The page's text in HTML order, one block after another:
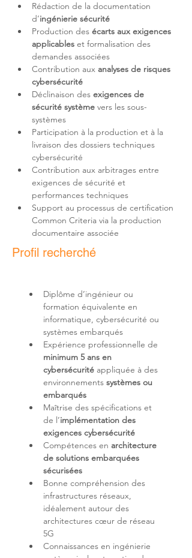
Rédaction de la documentation
d’ingénierie sécurité
Production des écarts aux exigences
applicables et formalisation des
Contribution aux analyses de risques
cybersécurité
Déclinaison des exigences de
sécurité système vers les sous-
Participation à la production et à la
livraison des dossiers techniques
Contribution aux arbitrages entre
exigences de sécurité et
Support au processus de certification
Common Criteria via la production
documentaire associée
Profil recherché
Diplôme d’ingénieur ou
formation équivalente en
informatique, cybersécurité ou
Expérience professionnelle de
minimum 5 ans en
cybersécurité appliquée à des
environnements systèmes ou
embarqués
Maîtrise des spécifications et
de l’implémentation des
exigences cybersécurité
Compétences en architecture
de solutions embarquées
sécurisées
Bonne compréhension des
infrastructures réseaux,
idéalement autour des
architectures cœur de réseau
Connaissances en ingénierie